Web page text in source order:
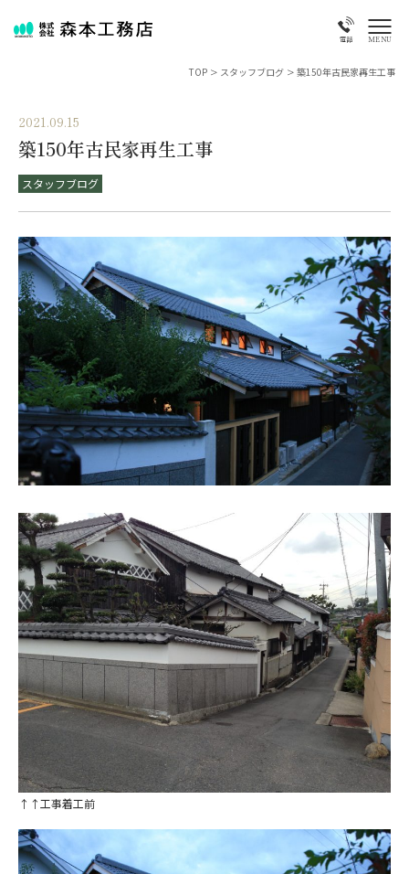
電話 MENU
TOP > スタッフブログ > 築150年古民家再生工事
2021.09.15
築150年古民家再生工事
スタッフブログ
↑↑工事着工前